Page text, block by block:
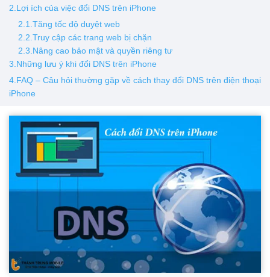
2.Lợi ích của việc đổi DNS trên iPhone
2.1.Tăng tốc độ duyệt web
2.2.Truy cập các trang web bị chặn
2.3.Nâng cao bảo mật và quyền riêng tư
3.Những lưu ý khi đổi DNS trên iPhone
4.FAQ – Câu hỏi thường gặp về cách thay đổi DNS trên điện thoại
iPhone